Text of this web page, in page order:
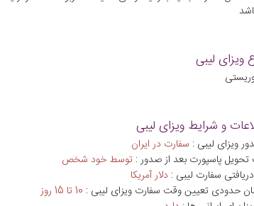
ویزای لیبی
و شرایط ویزای لیبی
ویزای لیبی : سفارت در ایران
پاسپورت بعد از صدور : توسط خود شخص
سفارت لیبی : دلار آمريکا
حدودی تعیین وقت سفارت ویزای لیبی : 10 تا 15 روز